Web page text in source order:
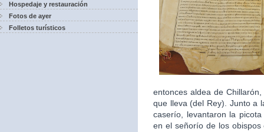
Hospedaje y restauración
Fotos de ayer
Folletos turísticos
entonces aldea de
que lleva (del Rey). Junto a
caserío, levantaron la
en el señorío de los obispos